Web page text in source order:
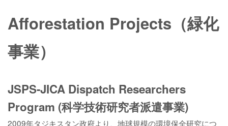
Afforestation Projects（緑化
事業）
JSPS-JICA Dispatch Researchers
Program (科学技術研究者派遣事業)
2009年タジキスタン政府より、地球規模の環境保全研究につ